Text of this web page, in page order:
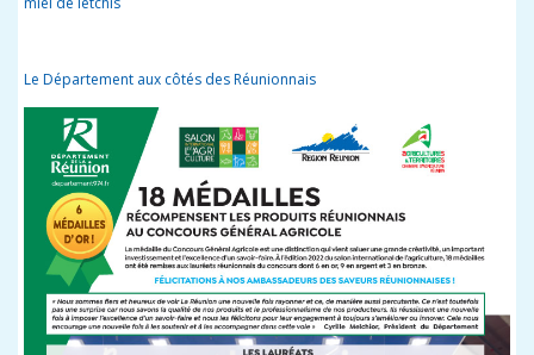
Le Département aux côtés des Réunionnais